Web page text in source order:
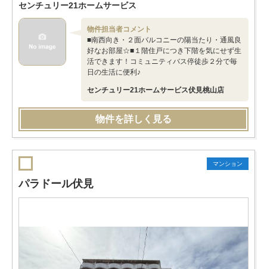
センチュリー21ホームサービス
物件担当者コメント
■南西向き・２面バルコニーの陽当たり・通風良
好なお部屋☆■１階住戸につき下階を気にせず生
活できます！コミュニティバス停徒歩２分で毎
日の生活に便利♪
センチュリー21ホームサービス伏見桃山店
物件を詳しく見る
マンション
パラドール伏見